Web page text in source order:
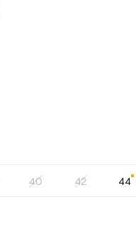
40 42 44